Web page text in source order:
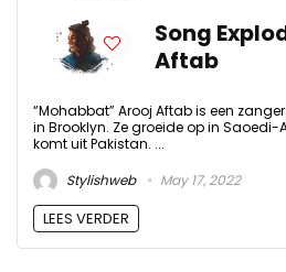
Song
Aftab
“Mohabbat” Arooj Aftab is een
in Brooklyn. Ze groeide op in
komt uit Pakistan. ...
Stylishweb
May 17, 2022
LEES VERDER